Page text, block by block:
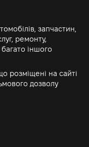
запчастин,
ремонту,
іншого
розміщені на сайті
дозволу